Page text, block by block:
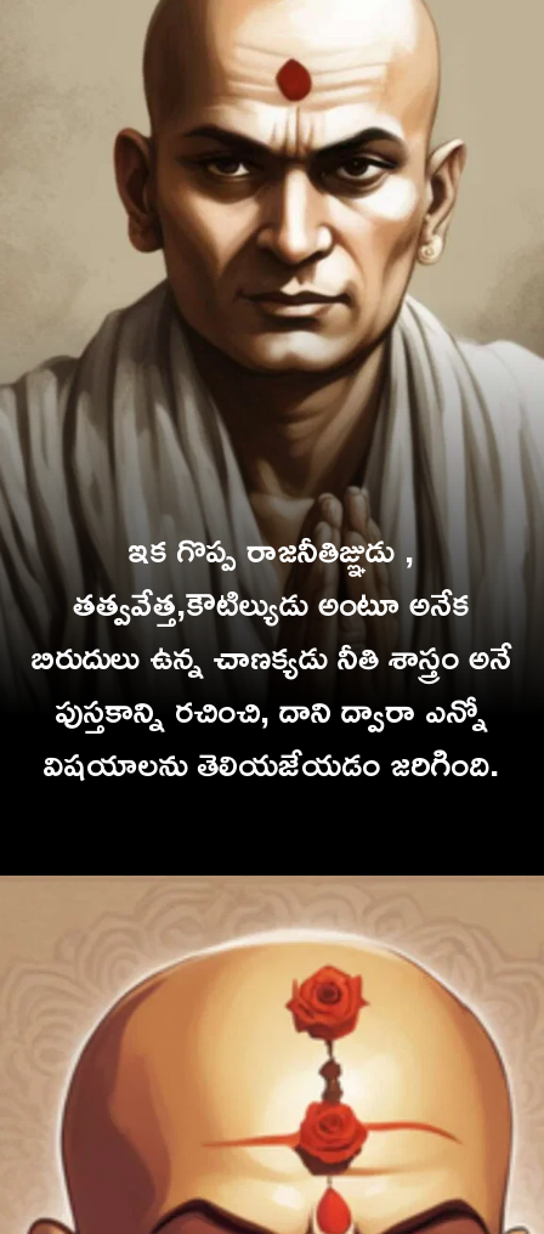
ఇక గొప్ప రాజనీతిజ్ఞుడు ,
తత్వవేత్త,కౌటిల్యుడు అంటూ అనేక
బిరుదులు ఉన్న చాణక్యడు నీతి శాస్త్రం అనే
పుస్తకాన్ని రచించి, దాని ద్వారా ఎన్నో
విషయాలను తెలియజేయడం జరిగింది.